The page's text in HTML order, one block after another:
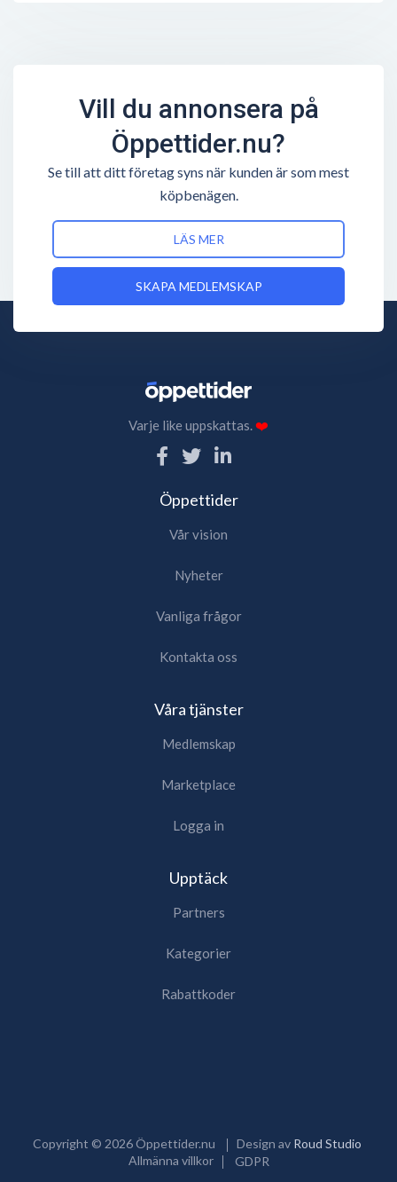
Vill du annonsera på
Öppettider.nu?
Se till att ditt företag syns när kunden är som mest
köpbenägen.
LÄS MER
SKAPA MEDLEMSKAP
Varje like uppskattas.❤️
Öppettider
Vår vision
Nyheter
Vanliga frågor
Kontakta oss
Våra tjänster
Medlemskap
Marketplace
Logga in
Upptäck
Partners
Kategorier
Rabattkoder
Copyright © 2026Öppettider.nu Design av Roud Studio
Allmänna villkor
GDPR